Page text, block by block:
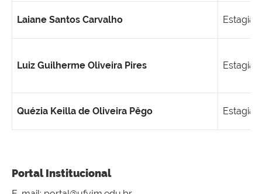
Laiane Santos Carvalho
Luiz Guilherme Oliveira Pires
Quézia Keilla de Oliveira Pêgo
Portal Institucional